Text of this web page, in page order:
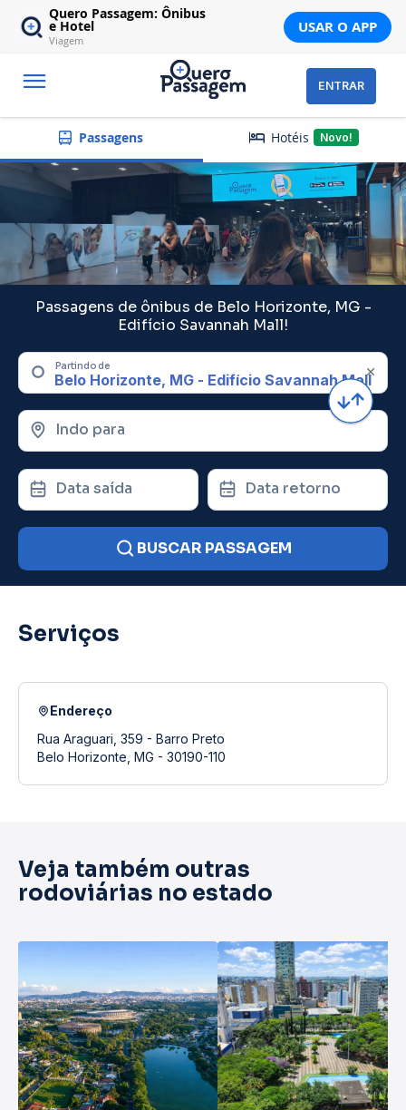
Quero Passagem: Ônibus
e Hotel
Viagem
USAR O APP
ENTRAR
Passagens Hotéis Novo!
Passagens de ônibus de Belo Horizonte, MG -
Edifício Savannah Mall!
Partindo de
Indo para
Data saída Data retorno
BUSCAR PASSAGEM
Serviços
Endereço
Rua Araguari, 359 - Barro Preto
Belo Horizonte, MG - 30190-110
Veja também outras
rodoviárias no estado